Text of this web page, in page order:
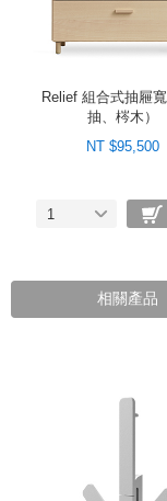
Relief 組合式抽屜
抽、梣木）
NT $95,500
1
相關產品